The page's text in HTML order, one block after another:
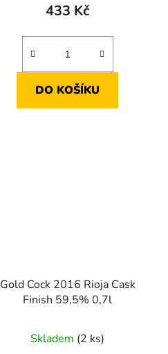
433 Kč
DO KOŠÍKU
Gold Cock 2016 Rioja Cask
Finish 59,5% 0,7l
Skladem (2 ks)